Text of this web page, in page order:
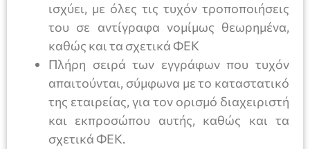
ισχύει, με όλες τις τυχόν τροποποιήσεις
του σε αντίγραφα νομίμως θεωρημένα,
καθώς και τα σχετικά ΦΕΚ
Πλήρη σειρά των εγγράφων που τυχόν
απαιτούνται, σύμφωνα με το καταστατικό
της εταιρείας, για τον ορισμό διαχειριστή
και εκπροσώπου αυτής, καθώς και τα
σχετικά ΦΕΚ.